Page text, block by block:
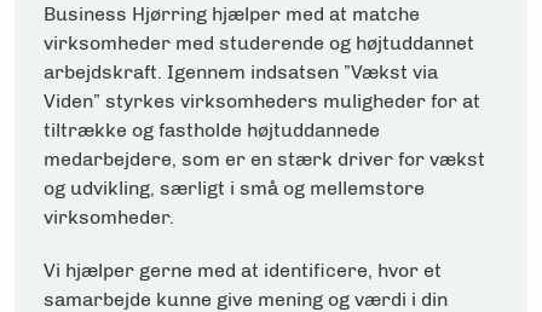
Business Hjørring hjælper med at matche
virksomheder med studerende og højtuddannet
arbejdskraft. Igennem indsatsen ”Vækst via
Viden” styrkes virksomheders muligheder for at
tiltrække og fastholde højtuddannede
medarbejdere, som er en stærk driver for vækst
og udvikling, særligt i små og mellemstore
virksomheder.
Vi hjælper gerne med at identificere, hvor et
samarbejde kunne give mening og værdi i din